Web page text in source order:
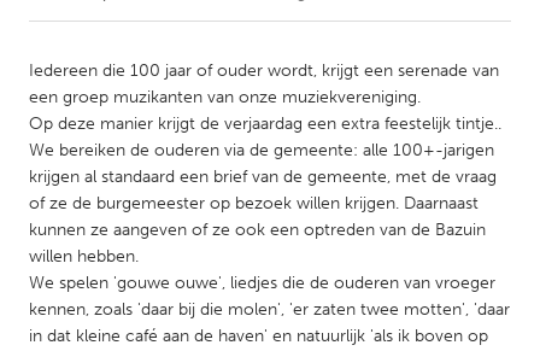
Kitchener-Waterloo
New Glasgow
Newmarket
Ottawa
South Shore
Toronto
MALAYSIA
Kuala Lumpur
Iedereen die 100 jaar of ouder wordt, krijgt een serenade van
een groep muzikanten van onze muziekvereniging.
Op deze manier krijgt de verjaardag een extra feestelijk tintje..
We bereiken de ouderen via de gemeente: alle 100+-jarigen
krijgen al standaard een brief van de gemeente, met de vraag
of ze de burgemeester op bezoek willen krijgen. Daarnaast
kunnen ze aangeven of ze ook een optreden van de Bazuin
willen hebben.
We spelen 'gouwe ouwe', liedjes die de ouderen van vroeger
kennen, zoals 'daar bij die molen', 'er zaten twee motten', 'daar
in dat kleine café aan de haven' en natuurlijk 'als ik boven op